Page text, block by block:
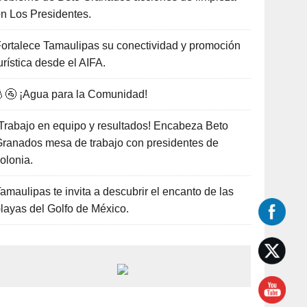
Los Presidentes.
Tamaulipas su conectividad y promoción
desde el AIFA.
¡Agua para la Comunidad!
en equipo y resultados! Encabeza Beto
mesa de trabajo con presidentes de
te invita a descubrir el encanto de las
del Golfo de México.